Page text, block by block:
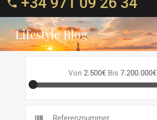
Lifestyle Blog
Von 2.500€ Bis 7.200.000€